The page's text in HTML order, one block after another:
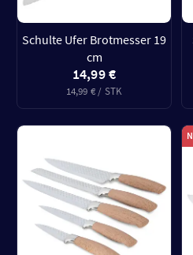
Schulte Ufer Brotmesser 19
cm
14,99 €
14,99 € / STK